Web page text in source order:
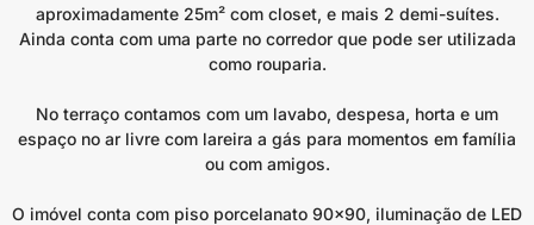
aproximadamente 25m² com closet, e mais 2 demi-suítes.
Ainda conta com uma parte no corredor que pode ser utilizada
como rouparia.
No terraço contamos com um lavabo, despesa, horta e um
espaço no ar livre com lareira a gás para momentos em família
ou com amigos.
O imóvel conta com piso porcelanato 90×90, iluminação de LED